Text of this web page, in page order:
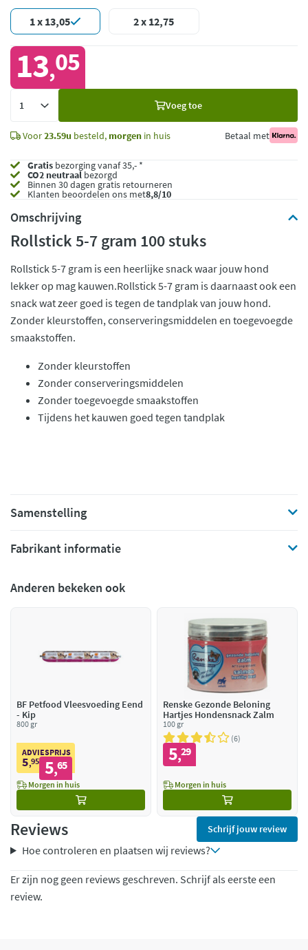
1 x 13,05 2 x 12,75
13,05
Voeg toe
Voor23.59u besteld, morgen in huis Betaal met
Gratis bezorging vanaf 35,- *
CO2 neutraalbezorgd
Binnen 30 dagen gratis retourneren
Klanten beoordelen ons met8,8/10
Omschrijving
Rollstick 5-7 gram 100 stuks
Rollstick 5-7 gram is een heerlijke snack waar jouw hond
lekker op mag kauwen.Rollstick 5-7 gram is daarnaast ook een
snack wat zeer goed is tegen de tandplak van jouw hond.
Zonder kleurstoffen, conserveringsmiddelen en toegevoegde
smaakstoffen.
Zonder kleurstoffen
Zonder conserveringsmiddelen
Zonder toegevoegde smaakstoffen
Tijdens het kauwen goed tegen tandplak
Samenstelling
Fabrikant informatie
Anderen bekeken ook
BF Petfood Vleesvoeding Eend
- Kip
800 gr
ADVIESPRIJS
5,95 5,65
Morgen in huis
Renske Gezonde Beloning
Hartjes Hondensnack Zalm
100 gr
6
5,29
Morgen in huis
Reviews Schrijf jouw review
Hoe controleren en plaatsen wij reviews?
Er zijn nog geen reviews geschreven. Schrijf als eerste een
review.